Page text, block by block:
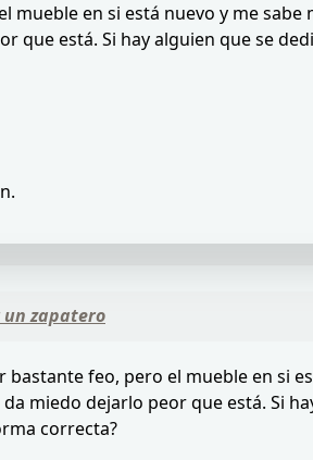
en si está nuevo y me
está. Si hay alguien que se
un zapatero
feo, pero el mueble en si
miedo dejarlo peor que está. Si
correcta?